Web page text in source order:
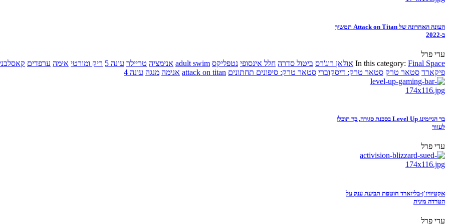
העונה האחרונה של Attack on Titan תמשיך
ב-2022
עדי פרל
In this category: Final Space אולאן רוג'רס ביטול סדרה חלל אינסופי נטפליקס adult swim אנימציה טריילר עונה 5 ריק ומורטי אימה ערפדים
פיקארד סטאר טרק סטאר טרק: דיסקוברי סטאר טרק: סיפונים תחתונים attack on titan אנימה מנגה עונה 4
בר הגיימינג Level Up בסכנת סגירה, כך תוכלו
לעזור
עדי פרל
אקטיוויז'ן-בליזארד חוטפת תביעת ענק על
הטרדה מינית
עדי פרל